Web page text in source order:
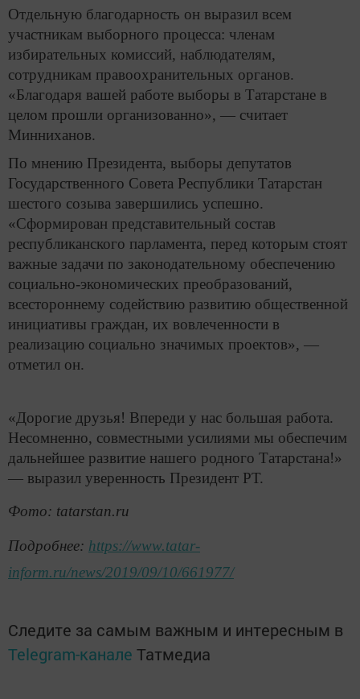
Отдельную благодарность он выразил всем
участникам выборного процесса: членам
избирательных комиссий, наблюдателям,
сотрудникам правоохранительных органов.
«Благодаря вашей работе выборы в Татарстане в
целом прошли организованно», — считает
Минниханов.
По мнению Президента, выборы депутатов
Государственного Совета Республики Татарстан
шестого созыва завершились успешно.
«Сформирован представительный состав
республиканского парламента, перед которым стоят
важные задачи по законодательному обеспечению
социально-экономических преобразований,
всестороннему содействию развитию общественной
инициативы граждан, их вовлеченности в
реализацию социально значимых проектов», —
отметил он.
«Дорогие друзья! Впереди у нас большая работа.
Несомненно, совместными усилиями мы обеспечим
дальнейшее развитие нашего родного Татарстана!»
— выразил уверенность Президент РТ.
Фото: tatarstan.ru
Подробнее: https://www.tatar-
inform.ru/news/2019/09/10/661977/
Следите за самым важным и интересным в
Telegram-канале Татмедиа